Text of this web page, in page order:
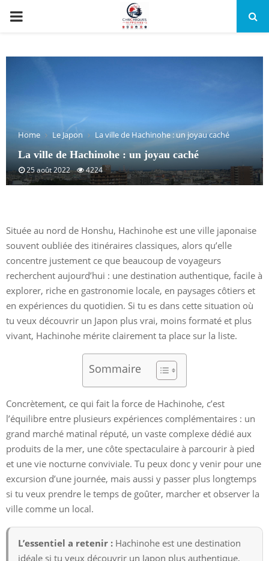
PRIMARY
Home Le Japon La ville de Hachinohe : un joyau caché
La ville de Hachinohe : un joyau caché
25 août 2022 4224
Située au nord de Honshu, Hachinohe est une ville japonaise
souvent oubliée des itinéraires classiques, alors qu’elle
concentre justement ce que beaucoup de voyageurs
recherchent aujourd’hui : une destination authentique, facile à
explorer, riche en gastronomie locale, en paysages côtiers et
en expériences du quotidien. Si tu es dans cette situation où
tu veux découvrir un Japon plus vrai, moins formaté et plus
vivant, Hachinohe mérite clairement ta place sur la liste.
Sommaire
Concrètement, ce qui fait la force de Hachinohe, c’est
l’équilibre entre plusieurs expériences complémentaires : un
grand marché matinal réputé, un vaste complexe dédié aux
produits de la mer, une côte spectaculaire à parcourir à pied
et une vie nocturne conviviale. Tu peux donc y venir pour une
excursion d’une journée, mais aussi y passer plus longtemps
si tu veux prendre le temps de goûter, marcher et observer la
ville comme un local.
L’essentiel a retenir : Hachinohe est une destination
idéale si tu veux découvrir un Japon plus authentique,